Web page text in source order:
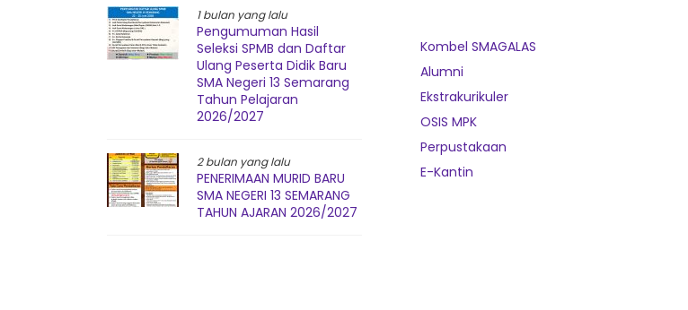
1 bulan yang lalu
Pengumuman Hasil
Seleksi SPMB dan Daftar
Ulang Peserta Didik Baru
SMA Negeri 13 Semarang
Tahun Pelajaran
2026/2027
2 bulan yang lalu
PENERIMAAN MURID BARU
SMA NEGERI 13 SEMARANG
TAHUN AJARAN 2026/2027
Kombel SMAGALAS
Alumni
Ekstrakurikuler
OSIS MPK
Perpustakaan
E-Kantin